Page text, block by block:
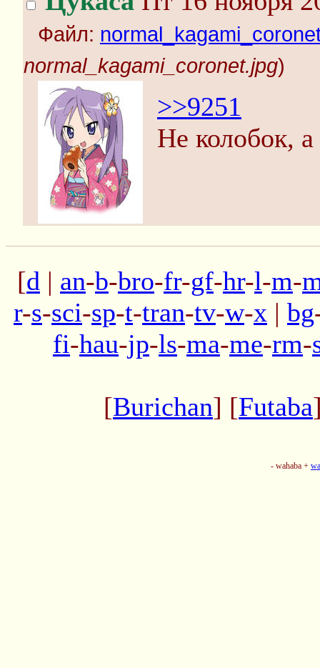
Файл:
normal_kagami_coronet.jpg)
>>9251
Не колобок,
[d | an-b-bro-fr-gf-hr-l-m-
r-s-sci-sp-t-tran-tv-w-x | bg
fi-hau-jp-ls-ma-me-rm-
[Burichan] [Futaba
- wahaba +